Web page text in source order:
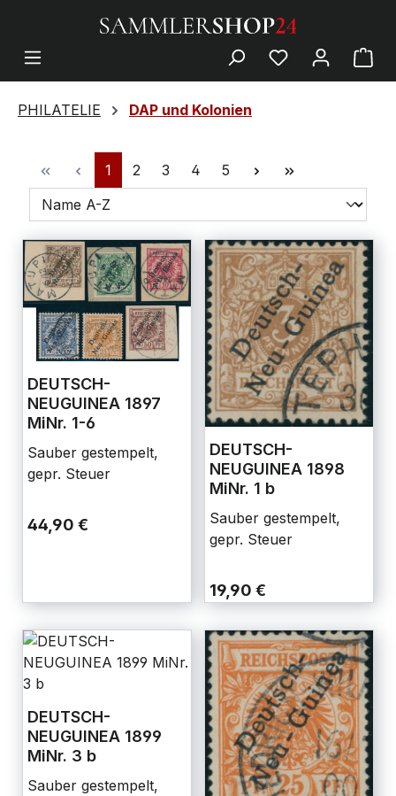
PHILATELIE DAP und Kolonien
1 2 3 4 5
DEUTSCH-
NEUGUINEA 1897
MiNr. 1-6
Sauber gestempelt,
gepr. Steuer
44,90 €
DEUTSCH-
NEUGUINEA 1898
MiNr. 1 b
Sauber gestempelt,
gepr. Steuer
19,90 €
DEUTSCH-
NEUGUINEA 1899
MiNr. 3 b
Sauber gestempelt,